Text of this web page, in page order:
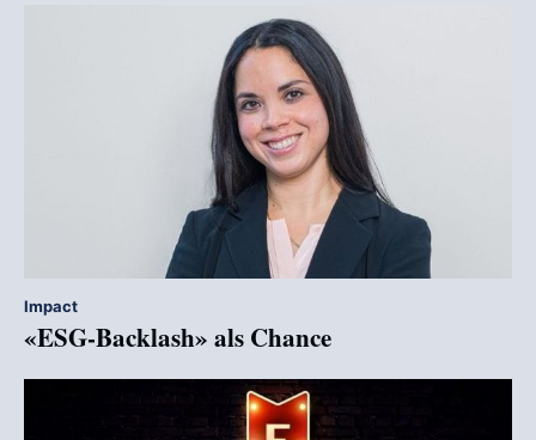
Impact
«ESG-Backlash» als Chance